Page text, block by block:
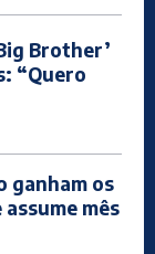
Brother’
“Quero
ganham os
mês